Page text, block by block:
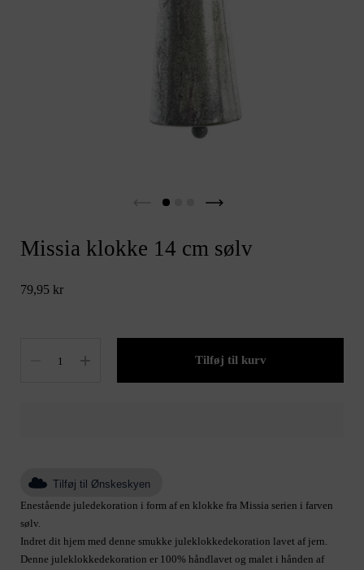
Missia klokke 14 cm sølv
79,95 kr
Tilføj til kurv
Tilføj til Ønskeskyen
Enestående juledekoration i form af en klokke fra Missia serien i farven
sølv.
Indret dit hjem med denne smukke juleklokkedekoration lavet af jern.
Denne juleklokkedekoration er 100% håndlavet og malet i hånden af